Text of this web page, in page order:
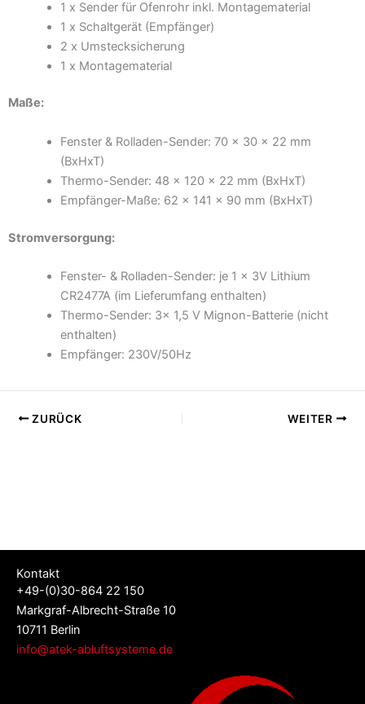
1 x Sender für Ofenrohr inkl. Montagematerial
1 x Schaltgerät (Empfänger)
2 x Umstecksicherung
1 x Montagematerial
Maße:
Fenster & Rolladen-Sender: 70 x 30 x 22 mm
(BxHxT)
Thermo-Sender: 48 x 120 x 22 mm (BxHxT)
Empfänger-Maße: 62 x 141 x 90 mm (BxHxT)
Stromversorgung:
Fenster- & Rolladen-Sender: je 1 x 3V Lithium
CR2477A (im Lieferumfang enthalten)
Thermo-Sender: 3x 1,5 V Mignon-Batterie (nicht
enthalten)
Empfänger: 230V/50Hz
ZURÜCK WEITER
Kontakt
+49-(0)30-864 22 150
Markgraf-Albrecht-Straße 10
10711 Berlin
info@atek-abluftsysteme.de